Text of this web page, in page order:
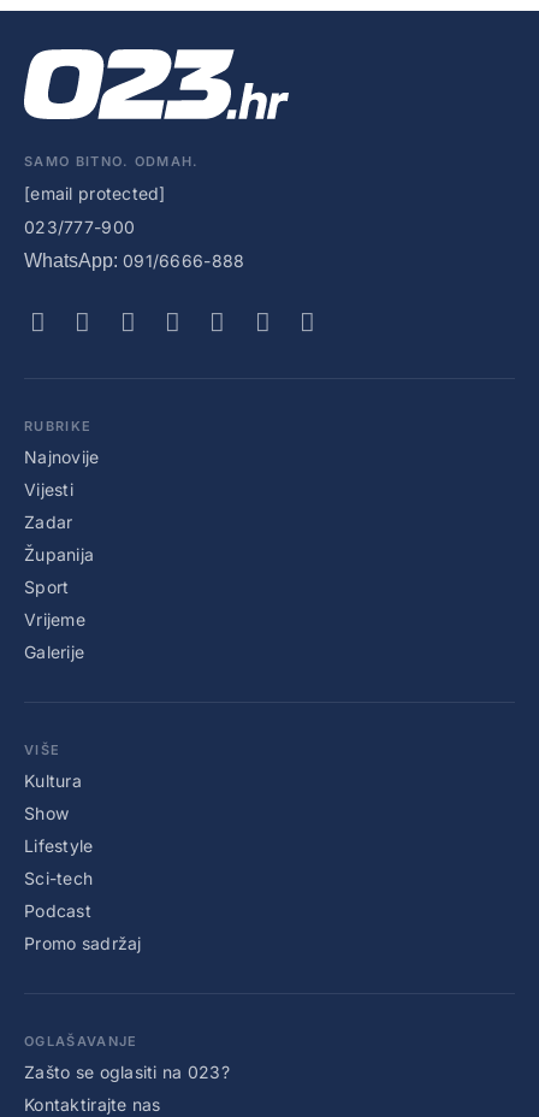
SAMO BITNO. ODMAH.
[email protected]
023/777-900
WhatsApp: 091/6666-888
RUBRIKE
Najnovije
Vijesti
Zadar
Županija
Sport
Vrijeme
Galerije
VIŠE
Kultura
Show
Lifestyle
Sci-tech
Podcast
Promo sadržaj
OGLAŠAVANJE
Zašto se oglasiti na 023?
Kontaktirajte nas